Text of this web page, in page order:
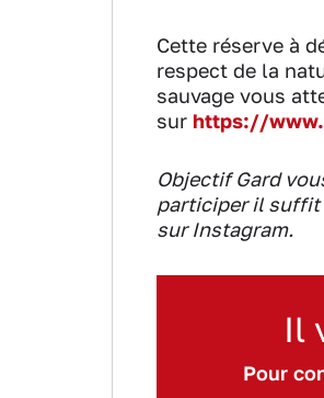
Cette réserve à
respect de la
sauvage vous
sur https://
Objectif Gard
participer il suffit
sur Instagram.
Il
Pour